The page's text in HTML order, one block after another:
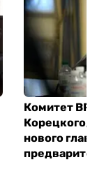
Комитет ВР
Корецкого,
нового